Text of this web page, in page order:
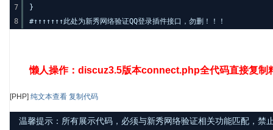
7
8
}
#↑↑↑↑↑↑↑此处为新秀网络验证QQ登录插件接口，勿删！！！
懒人操作：discuz3.5版本connect.php全代码直接复制
[PHP] 纯文本查看 复制代码
温馨提示：所有展示代码，必须与新秀网络验证相关功能匹配，